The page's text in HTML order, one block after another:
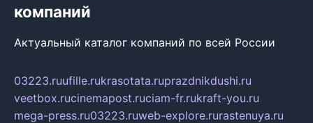
компаний
Актуальный каталог компаний по всей России
03223.ruufille.rukrasotata.ruprazdnikdushi.ru
veetbox.rucinemapost.ruciam-fr.rukraft-you.ru
mega-press.ru03223.ruweb-explore.rurastenuya.ru